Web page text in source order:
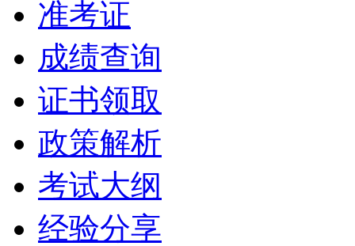
准考证
成绩查询
证书领取
政策解析
考试大纲
经验分享